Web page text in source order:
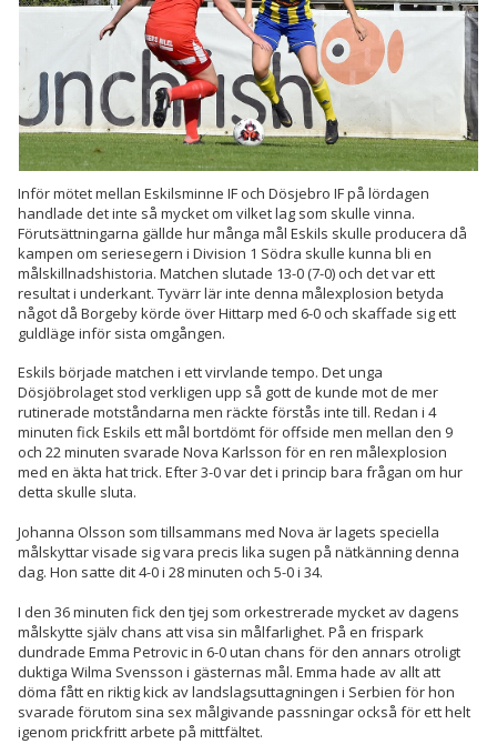
Inför mötet mellan Eskilsminne IF och Dösjebro IF på lördagen
handlade det inte så mycket om vilket lag som skulle vinna.
Förutsättningarna gällde hur många mål Eskils skulle producera då
kampen om seriesegern i Division 1 Södra skulle kunna bli en
målskillnadshistoria. Matchen slutade 13-0 (7-0) och det var ett
resultat i underkant. Tyvärr lär inte denna målexplosion betyda
något då Borgeby körde över Hittarp med 6-0 och skaffade sig ett
guldläge inför sista omgången.
Eskils började matchen i ett virvlande tempo. Det unga
Dösjöbrolaget stod verkligen upp så gott de kunde mot de mer
rutinerade motståndarna men räckte förstås inte till. Redan i 4
minuten fick Eskils ett mål bortdömt för offside men mellan den 9
och 22 minuten svarade Nova Karlsson för en ren målexplosion
med en äkta hat trick. Efter 3-0 var det i princip bara frågan om hur
detta skulle sluta.
Johanna Olsson som tillsammans med Nova är lagets speciella
målskyttar visade sig vara precis lika sugen på nätkänning denna
dag. Hon satte dit 4-0 i 28 minuten och 5-0 i 34.
I den 36 minuten fick den tjej som orkestrerade mycket av dagens
målskytte själv chans att visa sin målfarlighet. På en frispark
dundrade Emma Petrovic in 6-0 utan chans för den annars otroligt
duktiga Wilma Svensson i gästernas mål. Emma hade av allt att
döma fått en riktig kick av landslagsuttagningen i Serbien för hon
svarade förutom sina sex målgivande passningar också för ett helt
igenom prickfritt arbete på mittfältet.